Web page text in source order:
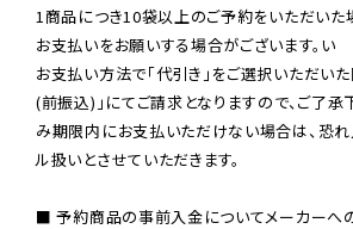
1商品につき10袋以上のご予約をいただいた
お支払いをお願いする場合がございます。い
お支払い方法で「代引き」をご選択いただいた
(前振込)」にてご請求となりますので、ご了承
み期限内にお支払いただけない場合は、恐
ル扱いとさせていただきます。
■ 予約商品の事前入金についてメーカーへ